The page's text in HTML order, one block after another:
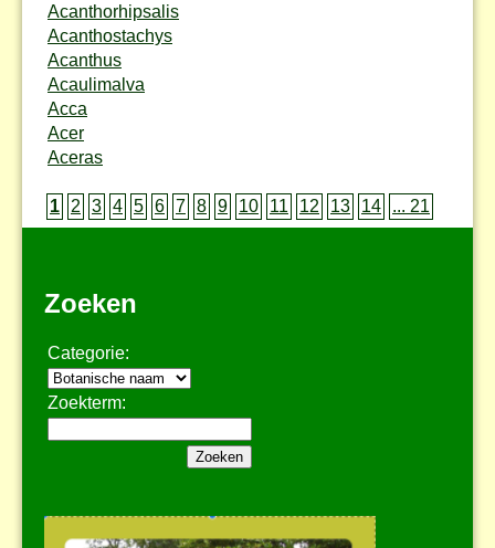
Acanthorhipsalis
Acanthostachys
Acanthus
Acaulimalva
Acca
Acer
Aceras
1 2 3 4 5 6 7 8 9 10 11 12 13 14 ... 21
Zoeken
Categorie:
Zoekterm: